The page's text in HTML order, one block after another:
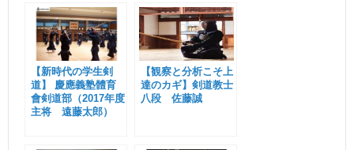
【新時代の学生剣
道】 慶應義塾體育
會剣道部（2017年度
主将 遠藤太郎）
【観察と分析こそ上
達のカギ】剣道教士
八段 佐藤誠